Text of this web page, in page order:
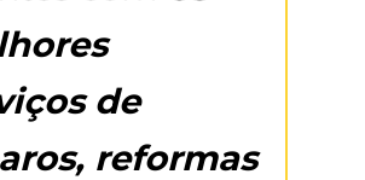
de
reformas